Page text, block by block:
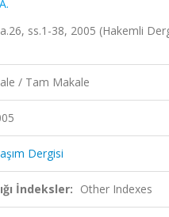
ss.1-38, 2005 (Hakemli
/ Tam Makale
Dergisi
İndeksler: Other Indexes